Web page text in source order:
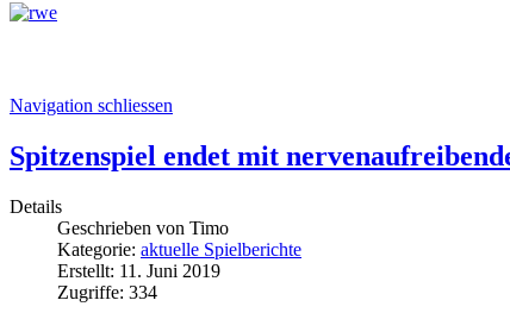
Navigation schliessen
Spitzenspiel endet mit
Details
Geschrieben von Timo
Kategorie: aktuelle Spielberichte
Erstellt: 11. Juni 2019
Zugriffe: 334